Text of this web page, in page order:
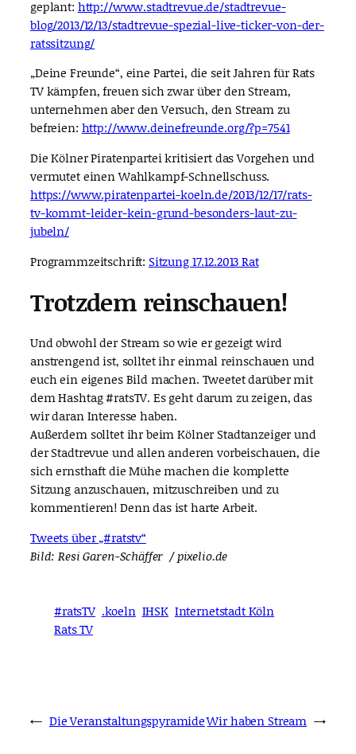
geplant: http://www.stadtrevue.de/stadtrevue-
blog/2013/12/13/stadtrevue-spezial-live-ticker-von-der-
ratssitzung/
„Deine Freunde“, eine Partei, die seit Jahren für Rats
TV kämpfen, freuen sich zwar über den Stream,
unternehmen aber den Versuch, den Stream zu
befreien: http://www.deinefreunde.org/?p=7541
Die Kölner Piratenpartei kritisiert das Vorgehen und
vermutet einen Wahlkampf-Schnellschuss.
https://www.piratenpartei-koeln.de/2013/12/17/rats-
tv-kommt-leider-kein-grund-besonders-laut-zu-
jubeln/
Programmzeitschrift: Sitzung 17.12.2013 Rat
Trotzdem reinschauen!
Und obwohl der Stream so wie er gezeigt wird
anstrengend ist, solltet ihr einmal reinschauen und
euch ein eigenes Bild machen. Tweetet darüber mit
dem Hashtag #ratsTV. Es geht darum zu zeigen, das
wir daran Interesse haben.
Außerdem solltet ihr beim Kölner Stadtanzeiger und
der Stadtrevue und allen anderen vorbeischauen, die
sich ernsthaft die Mühe machen die komplette
Sitzung anzuschauen, mitzuschreiben und zu
kommentieren! Denn das ist harte Arbeit.
Tweets über „#ratstv“
Bild: Resi Garen-Schäffer / pixelio.de
#ratsTV .koeln IHSK Internetstadt Köln
Rats TV
← Die VeranstaltungspyramideWir haben Stream →